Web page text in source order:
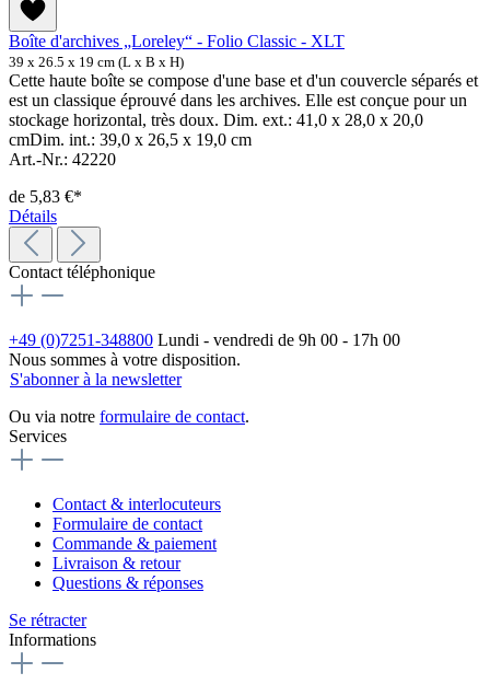
Boîte d'archives „Loreley“ - Folio Classic - XLT
39 x 26.5 x 19 cm (L x B x H)
Cette haute boîte se compose d'une base et d'un couvercle séparés et
est un classique éprouvé dans les archives. Elle est conçue pour un
stockage horizontal, très doux. Dim. ext.: 41,0 x 28,0 x 20,0
cmDim. int.: 39,0 x 26,5 x 19,0 cm
Art.-Nr.: 42220
de 5,83 €*
Détails
Contact téléphonique
+49 (0)7251-348800 Lundi - vendredi de 9h 00 - 17h 00
Nous sommes à votre disposition.
S'abonner à la newsletter
Ou via notre formulaire de contact.
Services
Contact & interlocuteurs
Formulaire de contact
Commande & paiement
Livraison & retour
Questions & réponses
Se rétracter
Informations